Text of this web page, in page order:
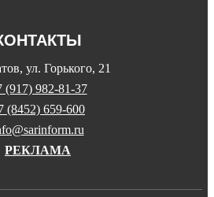
ул. Горького, 21
(917) 982-81-37
(8452) 659-600
РЕКЛАМА